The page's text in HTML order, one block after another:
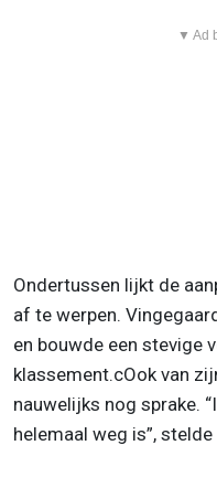
▼ Ad
Ondertussen lijkt de
af te werpen.
en bouwde een stevige
klassement.cOok van
nauwelijks nog sprake.
helemaal weg is”,